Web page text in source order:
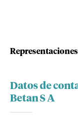
Datos de
Betan S A